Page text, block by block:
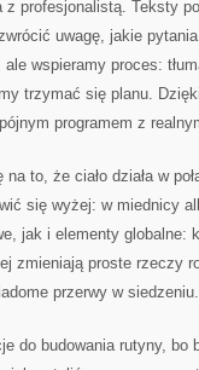
z profesjonalistą. Teksty
uwagę, jakie
wspieramy proces:
trzymać się planu.
programem z
to, że ciało działa w
się wyżej: w miednicy
jak i elementy globalne:
zmieniają proste rzeczy
przerwy w siedzeniu.
do budowania rutyny, bo